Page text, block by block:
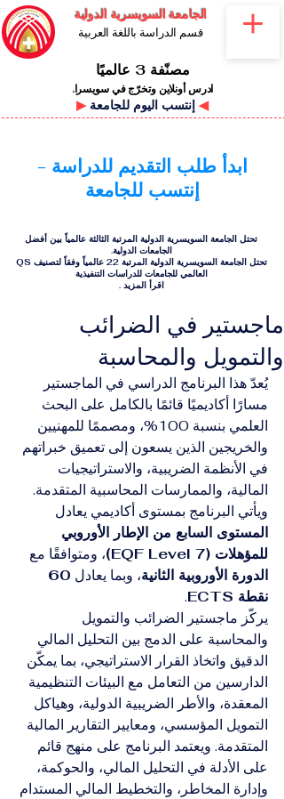
الجامعة السويسرية الدولية
قسم الدراسة باللغة العربية
مصنّفة 3 عالميًا
ادرس أونلاين وتخرّج في سويسرا.
▶ ◀
ابدأ طلب التقديم للدراسة -
إنتسب للجامعة
تحتل الجامعة السويسرية الدولية المرتبة الثالثة عالمياً بين أفضل
الجامعات الدولية.
تحتل الجامعة السويسرية الدولية المرتبة 22 عالمياً وفقاً لتصنيف QS
العالمي للجامعات للدراسات التنفيذية
اقرأ المزيد .
ماجستير في الضرائب
والتمويل والمحاسبة
يُعدّ هذا البرنامج الدراسي في الماجستير
مسارًا أكاديميًا قائمًا بالكامل على البحث
العلمي بنسبة 100%، ومصممًا للمهنيين
والخريجين الذين يسعون إلى تعميق خبراتهم
في الأنظمة الضريبية، والاستراتيجيات
المالية، والممارسات المحاسبية المتقدمة.
ويأتي البرنامج بمستوى أكاديمي يعادل
المستوى السابع من الإطار الأوروبي
للمؤهلات (EQF Level 7)
، ومتوافقًا مع
الدورة الأوروبية الثانية، وبما يعادل
نقطة ECTS
.
يركّز ماجستير الضرائب والتمويل
والمحاسبة على الدمج بين التحليل المالي
الدقيق واتخاذ القرار الاستراتيجي، بما يمكّن
الدارسين من التعامل مع البيئات التنظيمية
المعقدة، والأطر الضريبية الدولية، وهياكل
التمويل المؤسسي، ومعايير التقارير المالية
المتقدمة. ويعتمد البرنامج على منهج قائم
على الأدلة في التحليل المالي، والحوكمة،
وإدارة المخاطر، والتخطيط المالي المستدام